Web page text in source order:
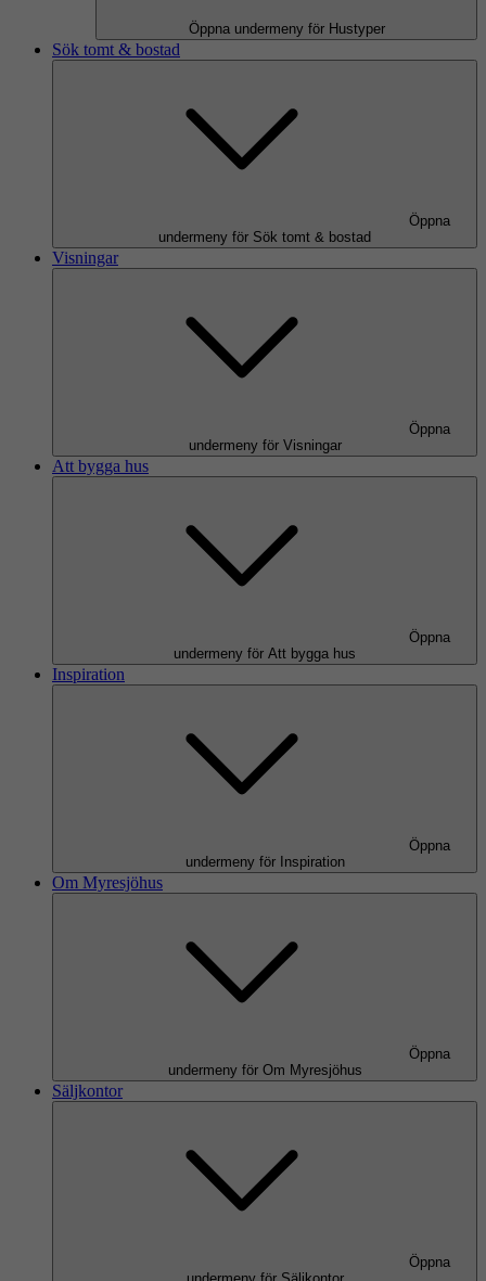
Öppna undermeny för Hustyper
Sök tomt & bostad
Öppna
undermeny för Sök tomt & bostad
Visningar
Öppna
undermeny för Visningar
Att bygga hus
Öppna
undermeny för Att bygga hus
Inspiration
Öppna
undermeny för Inspiration
Om Myresjöhus
Öppna
undermeny för Om Myresjöhus
Säljkontor
Öppna